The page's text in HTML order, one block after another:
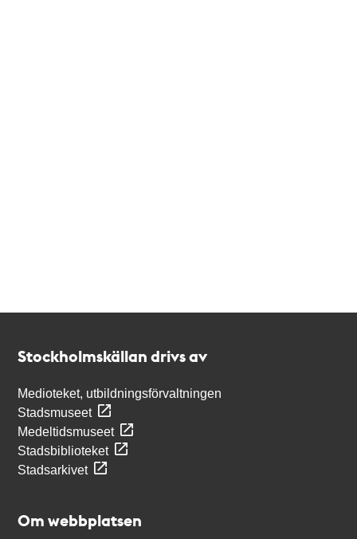
Stockholmskällan drivs av
Medioteket, utbildningsförvaltningen
Stadsmuseet
Medeltidsmuseet
Stadsbiblioteket
Stadsarkivet
Om webbplatsen